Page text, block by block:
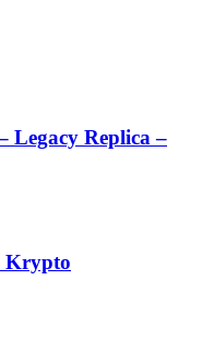
Legacy Replica –
Krypto